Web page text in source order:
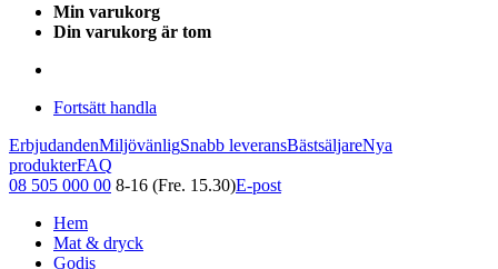
Min varukorg
Din varukorg är tom
Fortsätt handla
ErbjudandenMiljövänligSnabb leveransBästsäljareNya
produkterFAQ
08 505 000 00 8-16 (Fre. 15.30)E-post
Hem
Mat & dryck
Godis